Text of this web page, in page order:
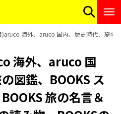
海外、aruco 国内、歴史時代、旅の
海外、aruco 国
図鑑、BOOKS ス
旅の名言＆